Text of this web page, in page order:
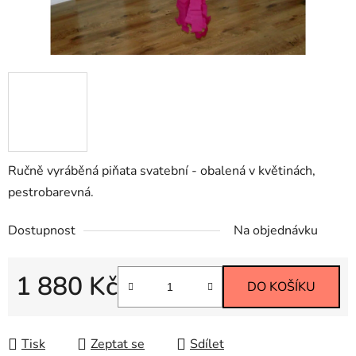
Ručně vyráběná piňata svatební - obalená v květinách,
pestrobarevná.
Dostupnost Na objednávku
1 880 Kč DO KOŠÍKU
Tisk Zeptat se Sdílet